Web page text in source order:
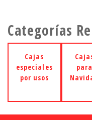
Categorías
Cajas
especiales
por usos
para